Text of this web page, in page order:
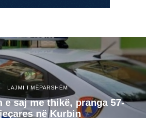
LAJMI I MËPARSHËM
e saj me thikë, pranga 57-
në Kurbin